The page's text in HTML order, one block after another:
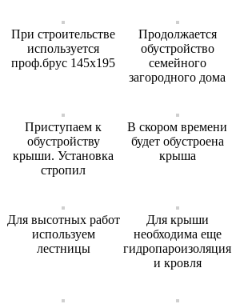
При строительстве
используется
проф.брус 145х195
Продолжается
обустройство
семейного
загородного дома
Приступаем к
обустройству
крыши. Установка
стропил
В скором времени
будет обустроена
крыша
Для высотных работ
используем
лестницы
Для крыши
необходима еще
гидропароизоляция
и кровля